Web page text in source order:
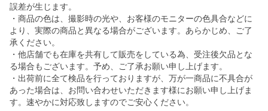
誤差が生じます。
・商品の色は、撮影時の光や、お客様のモニターの色具合などに
より、実際の商品と異なる場合がございます。あらかじめ、ご了
承ください。
・他店舗でも在庫を共有して販売をしている為、受注後欠品とな
る場合もございます。予め、ご了承お願い申し上げます。
・出荷前に全て検品を行っておりますが、万が一商品に不具合が
あった場合は、お問い合わせいただきます様にお願い申し上げま
す。速やかに対応致しますのでご安心ください。